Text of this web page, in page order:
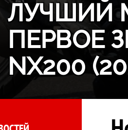
ЛУЧШИЙ
ПЕРВОЕ
NX200